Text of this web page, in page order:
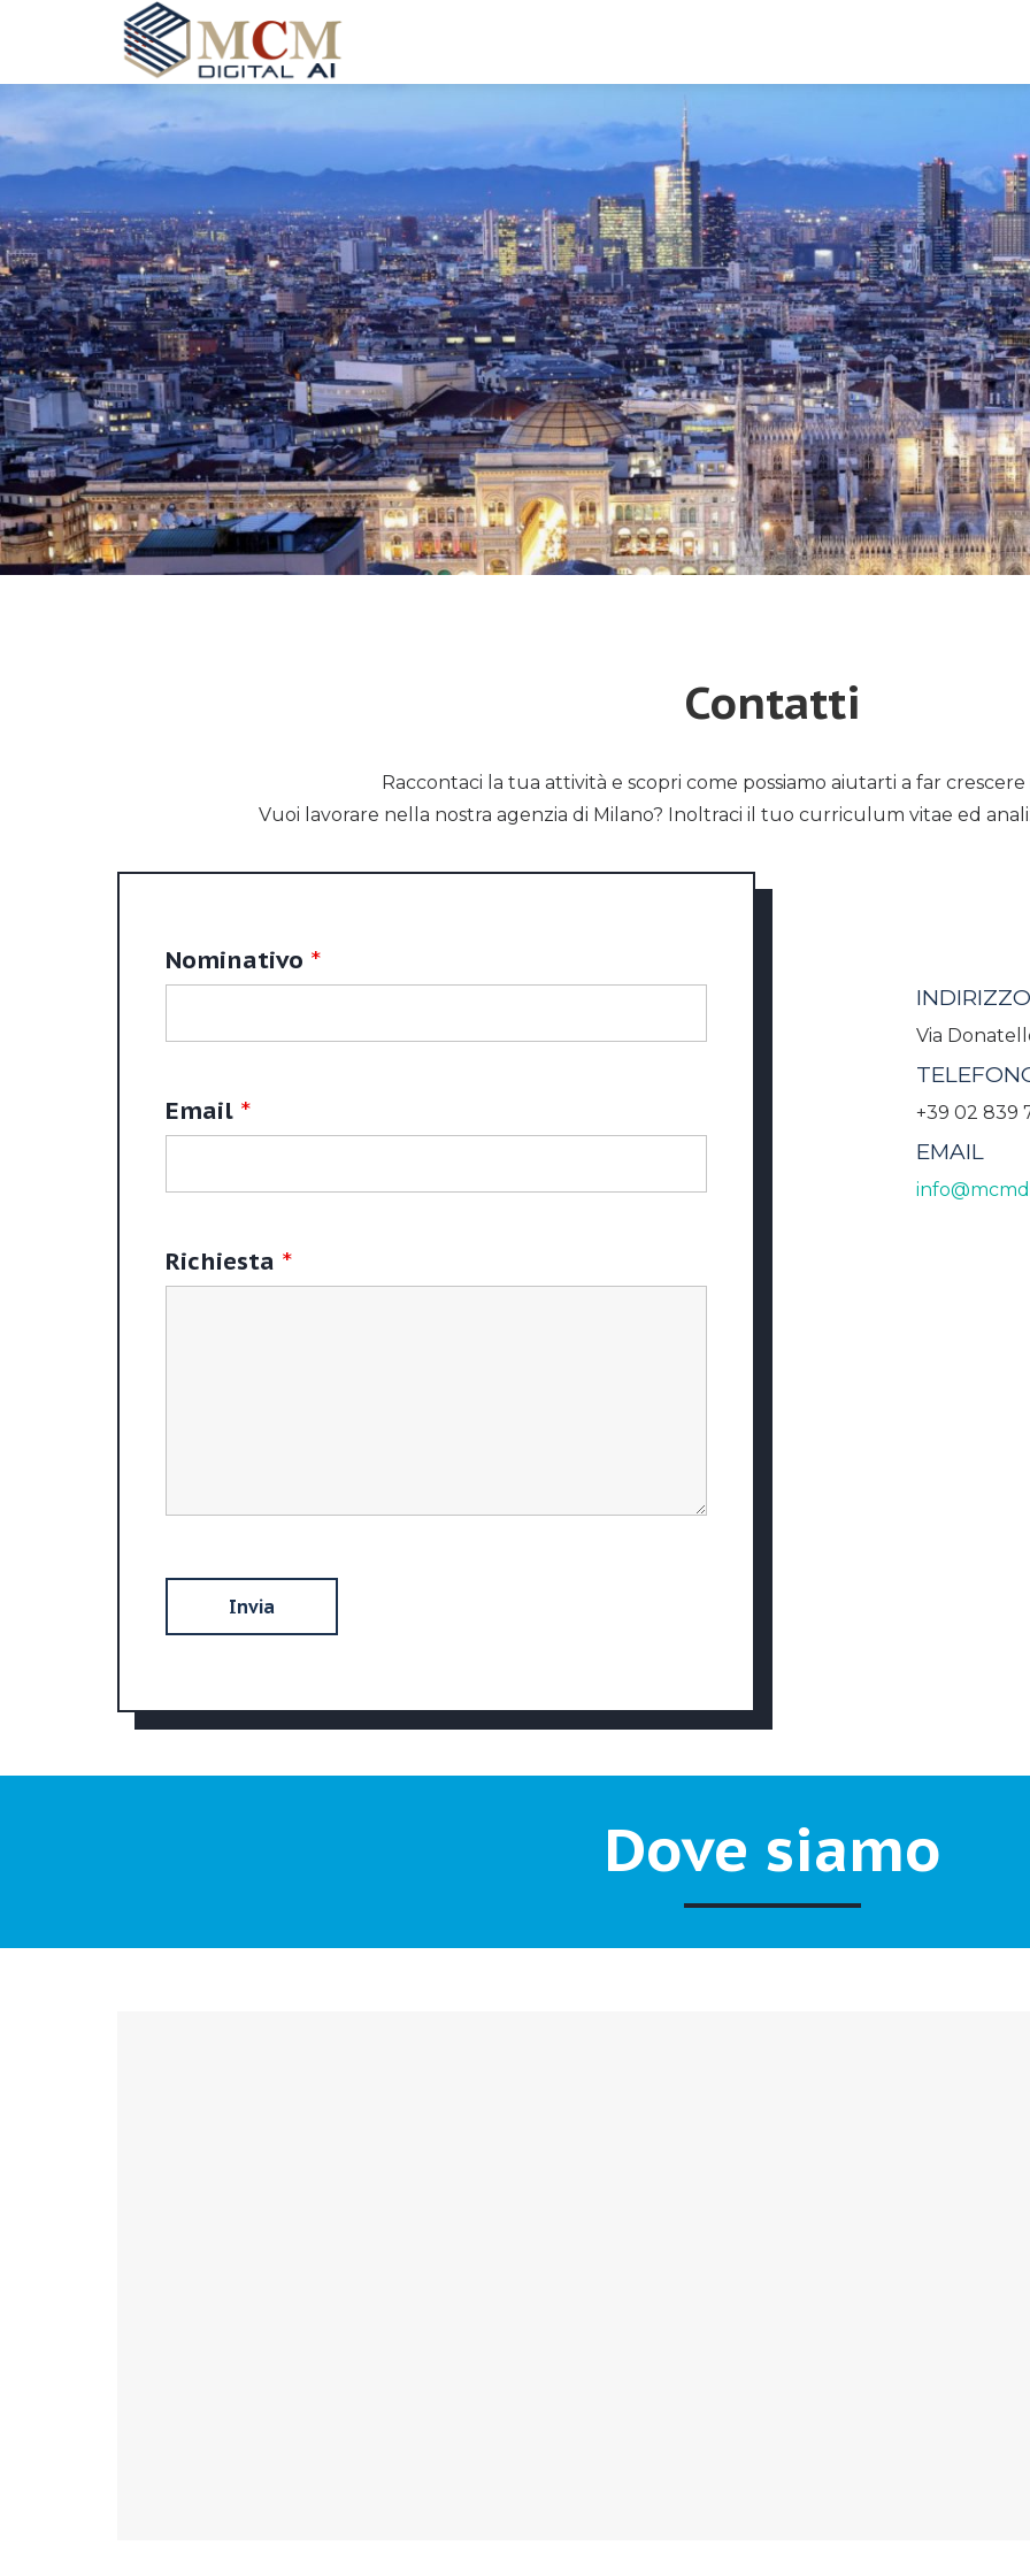
Contatti
Raccontaci la tua attività e scopri come possiamo aiutarti a far crescere
Vuoi lavorare nella nostra agenzia di Milano? Inoltraci il tuo curriculum vitae ed
Nominativo *
Email *
Richiesta *
INDIRIZZO
Via
+39 02 839
EMAIL
Dove siamo